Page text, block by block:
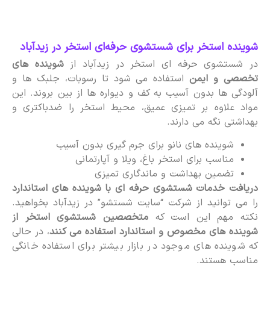
شوینده استخر برای شستشوی حرفه‌ای استخر در زیدآباد
در شستشوی حرفه ای استخر در زیدآباد از شوینده های
تخصصی و ایمناستفاده می شود تا رسوبات، جلبک ها و
آلودگی ها بدون آسیب به کف و دیواره ها از بین بروند. این
مواد علاوه بر تمیزی عمیق، محیط استخر را ضدباکتری و
بهداشتی نگه می دارند.
شوینده های نانو برای جرم گیری بدون آسیب
مناسب برای استخر باغ، ویلا و آپارتمانی
تضمین بهداشت و ماندگاری تمیزی
دریافت خدمات شستشوی حرفه ای با شوینده های استاندارد
را می توانید از شرکت “سایت شستشو” در زیدآباد بخواهید.
نکته مهم این است که متخصصین شستشوی استخر از
شوینده های مخصوص و استاندارد استفاده می کنند، در حالی
که شوینده های موجود در بازار بیشتر برای استفاده خانگی
مناسب هستند.